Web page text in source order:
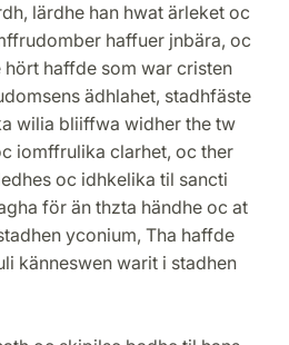
lärdhe han hwat ärleket oc
haffuer jnbära, oc
haffde som war cristen
ädhlahet, stadhfäste
wilia bliiffwa widher the tw
iomffrulika clarhet, oc ther
oc idhkelika til sancti
för än thzta händhe oc at
yconium, Tha haffde
känneswen warit i stadhen